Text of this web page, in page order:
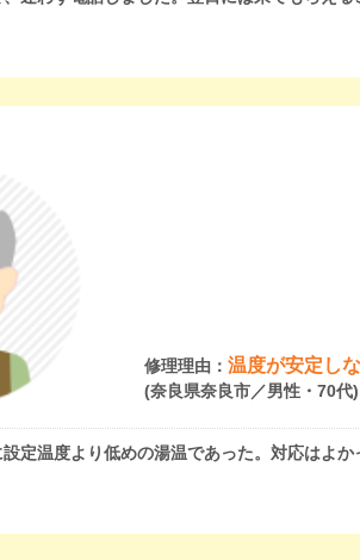
修理理由：温度が安定し
(奈良県奈良市／男性・70代)
定温度より低めの湯温であった。対応はよか